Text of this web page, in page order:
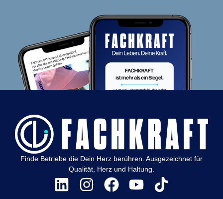
Finde Betriebe die Dein Herz berühren. Ausgezeichnet für
Qualität, Herz und Haltung.